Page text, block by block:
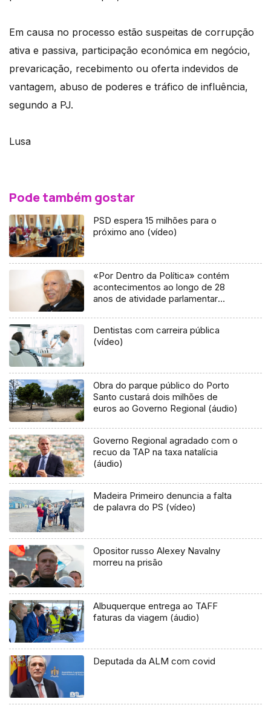
Em causa no processo estão suspeitas de corrupção
ativa e passiva, participação económica em negócio,
prevaricação, recebimento ou oferta indevidos de
vantagem, abuso de poderes e tráfico de influência,
segundo a PJ.
Lusa
Pode também gostar
PSD espera 15 milhões para o
próximo ano (vídeo)
«Por Dentro da Política» contém
acontecimentos ao longo de 28
anos de atividade parlamentar
Dentistas com carreira pública
(vídeo)
Obra do parque público do Porto
Santo custará dois milhões de
euros ao Governo Regional (áudio)
Governo Regional agradado com o
recuo da TAP na taxa natalícia
(áudio)
Madeira Primeiro denuncia a falta
de palavra do PS (vídeo)
Opositor russo Alexey Navalny
morreu na prisão
Albuquerque entrega ao TAFF
faturas da viagem (áudio)
Deputada da ALM com covid